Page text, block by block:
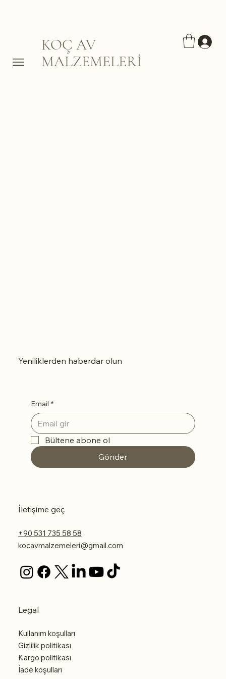
KOÇ AV
MALZEMELERİ
Yeniliklerden haberdar olun
Email *
Bültene abone ol
Gönder
İletişime geç
+90 531 735 58 58
kocavmalzemeleri@gmail.com
Legal
Kullanım koşulları
Gizlilik politikası
Kargo politikası
İade koşulları